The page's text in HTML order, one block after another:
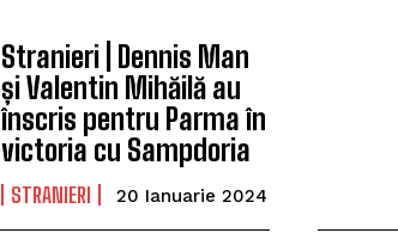
Stranieri | Dennis Man
și Valentin Mihăilă au
înscris pentru Parma în
victoria cu Sampdoria
STRANIERI 20 Ianuarie 2024